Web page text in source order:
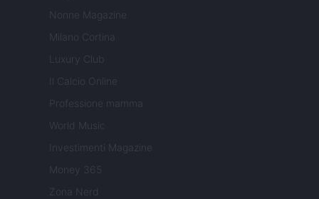
Nonne Magazine
Milano Cortina
Luxury Club
Il Calcio Online
Professione mamma
World Music
Investimenti Magazine
Money 365
Zona Nerd